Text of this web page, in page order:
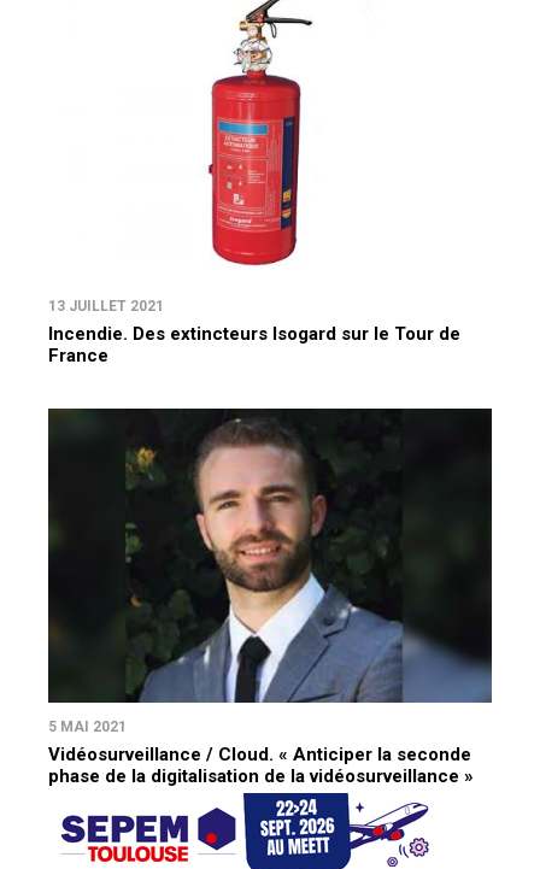
13 JUILLET 2021
Incendie. Des extincteurs Isogard sur le Tour de
France
5 MAI 2021
Vidéosurveillance / Cloud. « Anticiper la seconde
phase de la digitalisation de la vidéosurveillance »